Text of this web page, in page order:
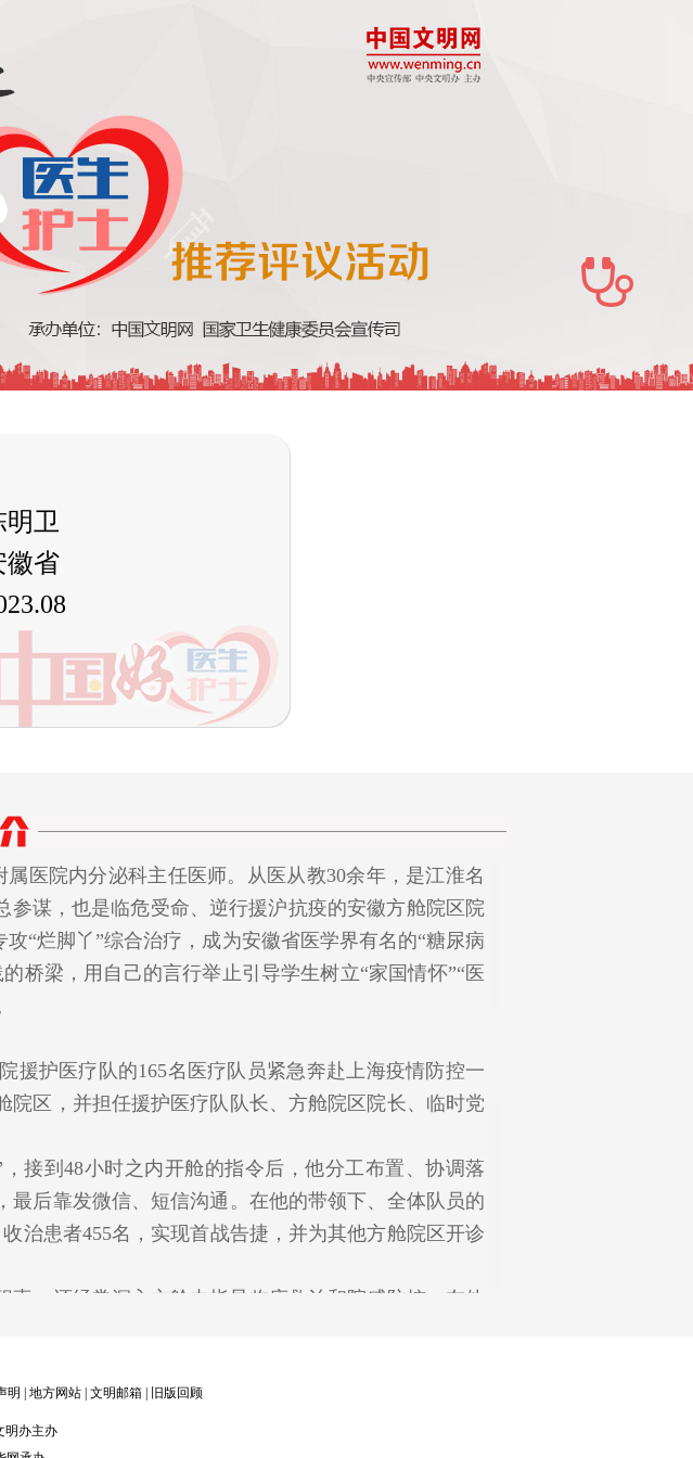
卫
徽省
医院内分泌科主任医师。从医从教30余年，是江淮名
参谋，也是临危受命、逆行援沪抗疫的安徽方舱院区院
“烂脚丫”综合治疗，成为安徽省医学界有名的“糖尿病
桥梁，用自己的言行举止引导学生树立“家国情怀”“医
护医疗队的165名医疗队员紧急奔赴上海疫情防控一
区，并担任援护医疗队队长、方舱院区院长、临时党
到48小时之内开舱的指令后，他分工布置、协调落
后靠发微信、短信沟通。在他的带领下、全体队员的
治患者455名，实现首战告捷，并为其他方舱院区开诊
，还经常深入方舱内指导临床救治和院感防控。在他
量。
明 | 地方网站 文明邮箱 旧版回顾
明办主办